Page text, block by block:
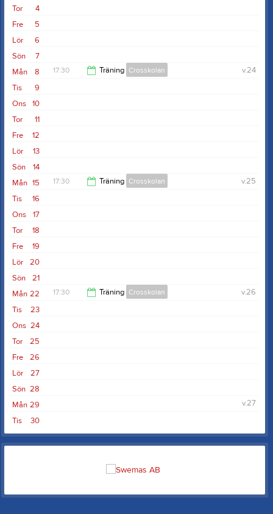
4
Tor
5
Fre
6
Lör
7
Sön
8
Mån v.24
17:30 Träning Crosskolan
9
Tis
10
Ons
11
Tor
12
Fre
13
Lör
14
Sön
15
Mån v.25
17:30 Träning Crosskolan
16
Tis
17
Ons
18
Tor
19
Fre
20
Lör
21
Sön
22
Mån v.26
17:30 Träning Crosskolan
23
Tis
24
Ons
25
Tor
26
Fre
27
Lör
28
Sön
29
Mån
v.27
30
Tis